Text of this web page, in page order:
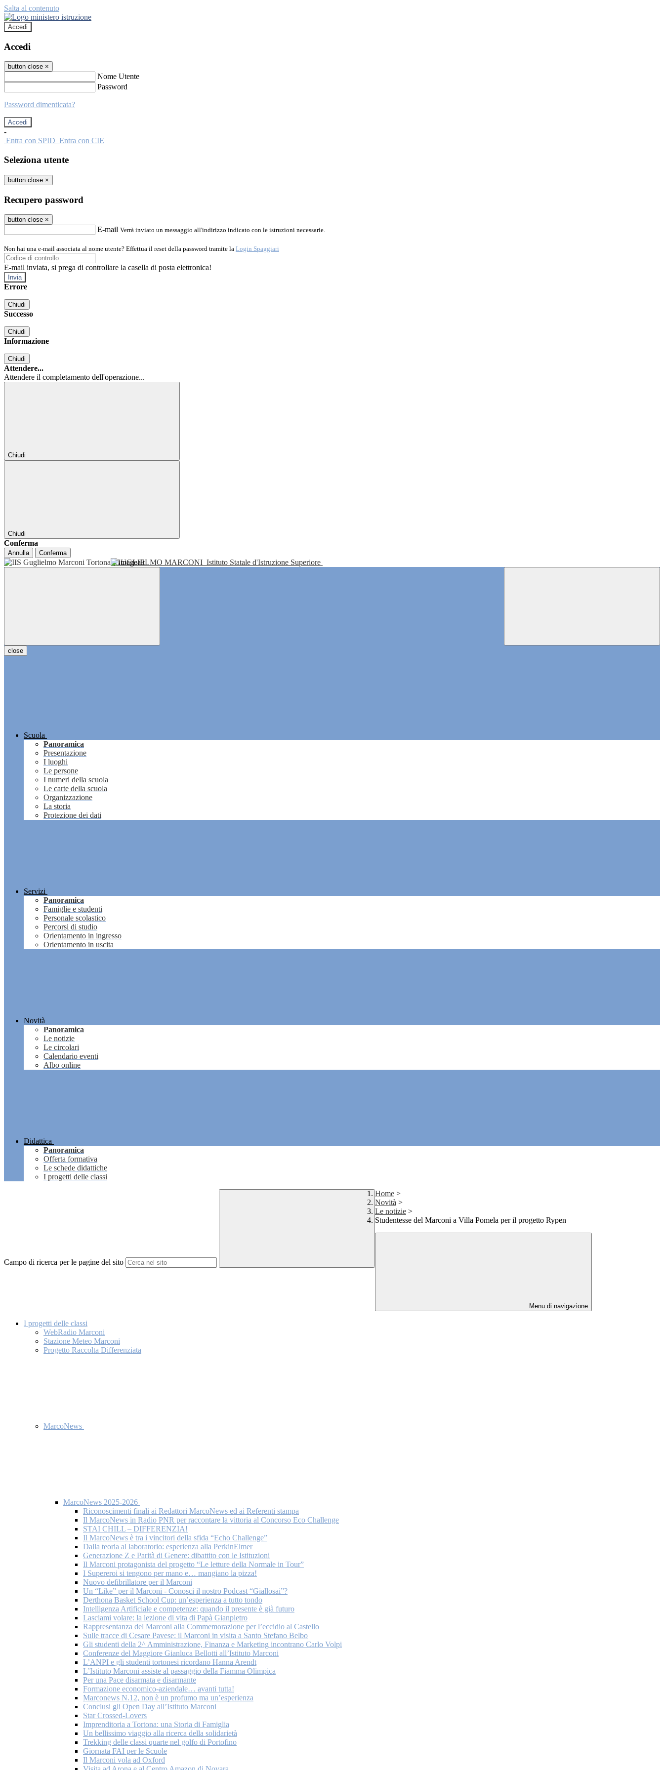
Salta al contenuto
Accedi
Accedi
button close ×
Nome Utente
Password
Password dimenticata?
-
Entra con SPID Entra con CIE
Seleziona utente
button close ×
Recupero password
button close ×
E-mail Verrà inviato un messaggio all'indirizzo indicato con le istruzioni necessarie.
Non hai una e-mail associata al nome utente? Effettua il reset della password tramite la Login Spaggiari
E-mail inviata, si prega di controllare la casella di posta elettronica!
Errore
Chiudi
Successo
Chiudi
Informazione
Chiudi
Attendere...
Attendere il completamento dell'operazione...
Chiudi
Chiudi
Conferma
Annulla Conferma
GUGLIELMO MARCONI Istituto Statale d'Istruzione Superiore
close
Scuola
Panoramica
Presentazione
I luoghi
Le persone
I numeri della scuola
Le carte della scuola
Organizzazione
La storia
Protezione dei dati
Servizi
Panoramica
Famiglie e studenti
Personale scolastico
Percorsi di studio
Orientamento in ingresso
Orientamento in uscita
Novità
Panoramica
Le notizie
Le circolari
Calendario eventi
Albo online
Didattica
Panoramica
Offerta formativa
Le schede didattiche
I progetti delle classi
Campo di ricerca per le pagine del sito
Home >
Novità >
Le notizie >
Studentesse del Marconi a Villa Pomela per il progetto Rypen
Menu di navigazione
I progetti delle classi
WebRadio Marconi
Stazione Meteo Marconi
Progetto Raccolta Differenziata
MarcoNews
MarcoNews 2025-2026
Riconoscimenti finali ai Redattori MarcoNews ed ai Referenti stampa
Il MarcoNews in Radio PNR per raccontare la vittoria al Concorso Eco Challenge
STAI CHILL – DIFFERENZIA!
Il MarcoNews è tra i vincitori della sfida “Echo Challenge”
Dalla teoria al laboratorio: esperienza alla PerkinElmer
Generazione Z e Parità di Genere: dibattito con le Istituzioni
Il Marconi protagonista del progetto “Le letture della Normale in Tour”
I Supereroi si tengono per mano e… mangiano la pizza!
Nuovo defibrillatore per il Marconi
Un “Like” per il Marconi - Conosci il nostro Podcast “Giallosai”?
Derthona Basket School Cup: un’esperienza a tutto tondo
Intelligenza Artificiale e competenze: quando il presente è già futuro
Lasciami volare: la lezione di vita di Papà Gianpietro
Rappresentanza del Marconi alla Commemorazione per l’eccidio al Castello
Sulle tracce di Cesare Pavese: il Marconi in visita a Santo Stefano Belbo
Gli studenti della 2^ Amministrazione, Finanza e Marketing incontrano Carlo Volpi
Conferenze del Maggiore Gianluca Bellotti all’Istituto Marconi
L’ANPI e gli studenti tortonesi ricordano Hanna Arendt
L’Istituto Marconi assiste al passaggio della Fiamma Olimpica
Per una Pace disarmata e disarmante
Formazione economico-aziendale… avanti tutta!
Marconews N.12, non è un profumo ma un’esperienza
Conclusi gli Open Day all’Istituto Marconi
Star Crossed-Lovers
Imprenditoria a Tortona: una Storia di Famiglia
Un bellissimo viaggio alla ricerca della solidarietà
Trekking delle classi quarte nel golfo di Portofino
Giornata FAI per le Scuole
Il Marconi vola ad Oxford